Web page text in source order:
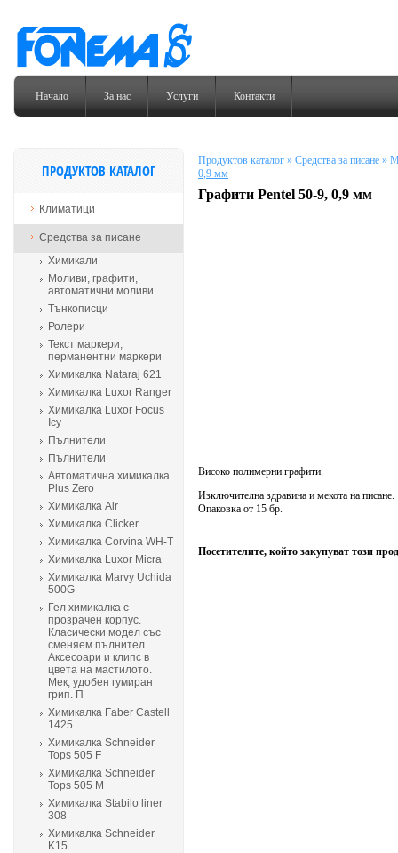
Начало За нас Услуги Контакти
ПРОДУКТОВ КАТАЛОГ
Климатици
Средства за писане
Химикали
Моливи, графити,
автоматични моливи
Тънкописци
Ролери
Текст маркери,
перманентни маркери
Химикалка Nataraj 621
Химикалка Luxor Ranger
Химикалка Luxor Focus
Icy
Пълнители
Пълнители
Автоматична химикалка
Plus Zero
Химикалка Air
Химикалка Clicker
Химикалка Corvina WH-T
Химикалка Luxor Micra
Химикалка Marvy Uchida
500G
Гел химикалка с
прозрачен корпус.
Класически модел със
сменяем пълнител.
Аксесоари и клипс в
цвета на мастилото.
Мек, удобен гумиран
грип. П
Химикалка Faber Castell
1425
Химикалка Schneider
Tops 505 F
Химикалка Schneider
Tops 505 M
Химикалка Stabilo liner
308
Химикалка Schneider
K15
Продуктов каталог » Средства за писане »
0,9 мм
Графити Pentel 50-9, 0,9 мм
Високо полимерни графити.
Изключителна здравина и мекота на писане.
Опаковка от 15 бр.
Посетителите, който закупуват този